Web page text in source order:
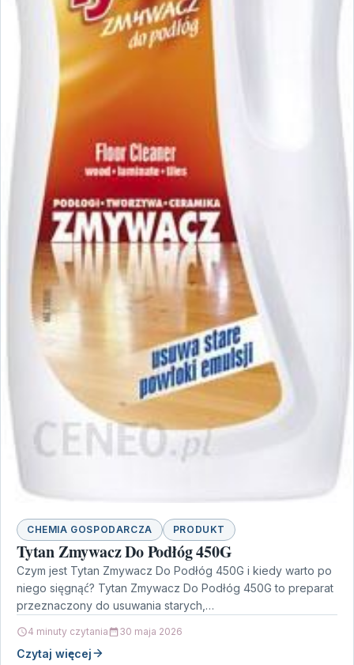
CHEMIA GOSPODARCZA PRODUKT
Tytan Zmywacz Do Podłóg 450G
Czym jest Tytan Zmywacz Do Podłóg 450G i kiedy warto po
niego sięgnąć? Tytan Zmywacz Do Podłóg 450G to preparat
przeznaczony do usuwania starych,…
4 minuty czytania 30 maja 2026
Czytaj więcej